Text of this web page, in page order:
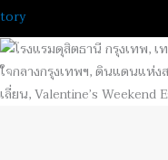
Skip
to
content